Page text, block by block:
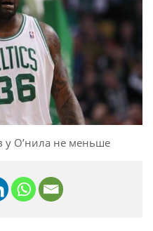
у О’нила не меньше